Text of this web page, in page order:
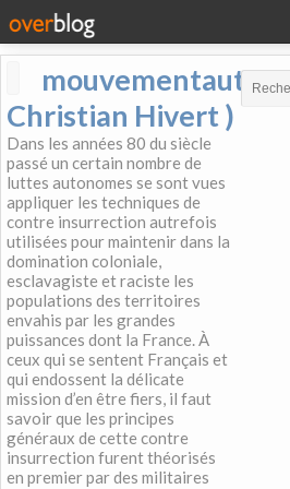
Christian Hivert )
Dans les années 80 du siècle
passé un certain nombre de
luttes autonomes se sont vues
appliquer les techniques de
contre insurrection autrefois
utilisées pour maintenir dans la
domination coloniale,
esclavagiste et raciste les
populations des territoires
envahis par les grandes
puissances dont la France. À
ceux qui se sentent Français et
qui endossent la délicate
mission d’en être fiers, il faut
savoir que les principes
généraux de cette contre
insurrection furent théorisés
en premier par des militaires